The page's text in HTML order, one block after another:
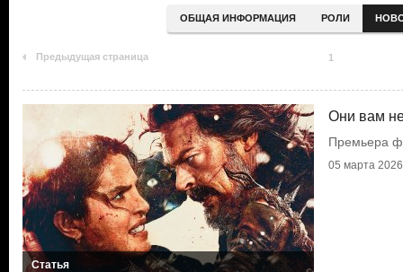
ОБЩАЯ ИНФОРМАЦИЯ РОЛИ
Предыдущая страница 1
Статья
Они вам
Премьера
05 марта 2026